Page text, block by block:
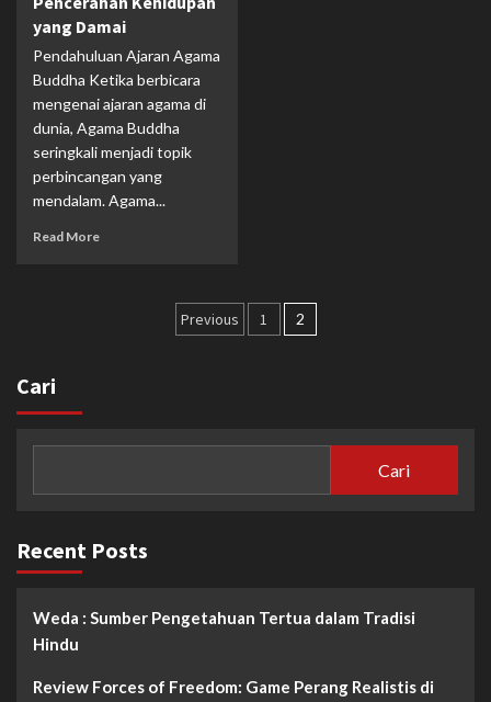
yang Damai
Pendahuluan Ajaran Agama
Buddha Ketika berbicara
mengenai ajaran agama di
dunia, Agama Buddha
seringkali menjadi topik
perbincangan yang
mendalam. Agama...
Read More
Paginasi
Previous 1 2
Cari
Cari
Recent Posts
Weda : Sumber Pengetahuan Tertua dalam Tradisi
Hindu
Review Forces of Freedom: Game Perang Realistis di